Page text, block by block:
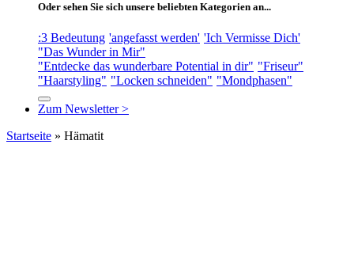
Oder sehen Sie sich unsere beliebten Kategorien an...
:3 Bedeutung 'angefasst werden' 'Ich Vermisse Dich'
"Das Wunder in Mir"
"Entdecke das wunderbare Potential in dir" "Friseur"
"Haarstyling" "Locken schneiden" "Mondphasen"
Zum Newsletter >
Startseite » Hämatit